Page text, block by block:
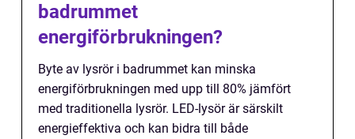
badrummet
energiförbrukningen?
Byte av lysrör i badrummet kan minska
energiförbrukningen med upp till 80% jämfört
med traditionella lysrör. LED-lysör är särskilt
energieffektiva och kan bidra till både